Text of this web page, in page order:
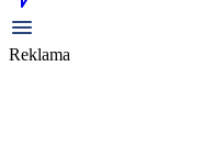
Reklama